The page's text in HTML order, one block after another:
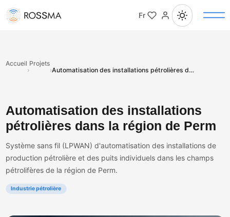
Fr
Accueil
›
Projets
›
Automatisation des installations pétrolières dans la région de Perm
Automatisation des installations
pétrolières dans la région de Perm
Système sans fil (LPWAN) d'automatisation des installations de
production pétrolière et des puits individuels dans les champs
pétrolifères de la région de Perm.
Industrie pétrolière